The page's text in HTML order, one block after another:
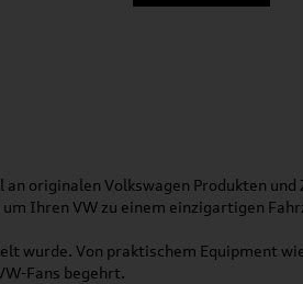
originalen Volkswagen Produkten
Ihren VW zu einem einzigartigen
wurde. Von praktischem Equipment
Fans begehrt.